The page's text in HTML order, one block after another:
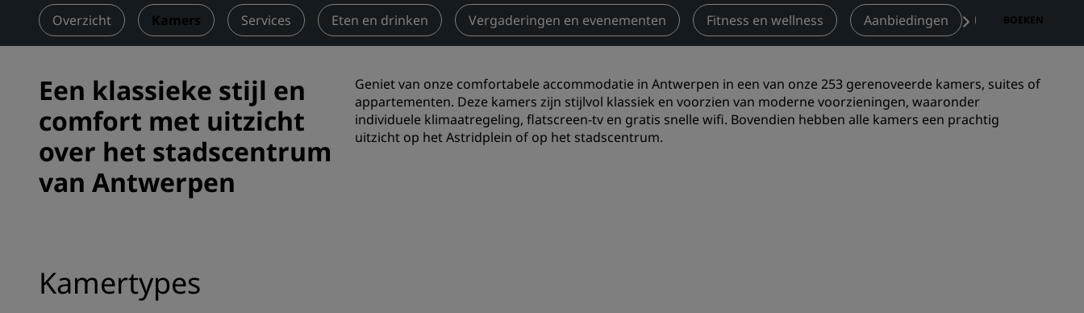
Vluchten zoeken
Dineren
Zoek een restaurant
Hotels in het stadscentrum
Bezoek onze blog
Radisson Rewards
Ontdek Radisson Rewards
Overzicht Kamers Services Eten en drinken Vergaderingen en evenementen Fitness en wellness Aanbiedingen Beoordelingen
BOEKEN
Een klassieke stijl en
comfort met uitzicht
over het stadscentrum
van Antwerpen
Geniet van onze comfortabele accommodatie in Antwerpen in een van onze 253 gerenoveerde kamers, suites of
appartementen. Deze kamers zijn stijlvol klassiek en voorzien van moderne voorzieningen, waaronder
individuele klimaatregeling, flatscreen-tv en gratis snelle wifi. Bovendien hebben alle kamers een prachtig
uitzicht op het Astridplein of op het stadscentrum.
Kamertypes